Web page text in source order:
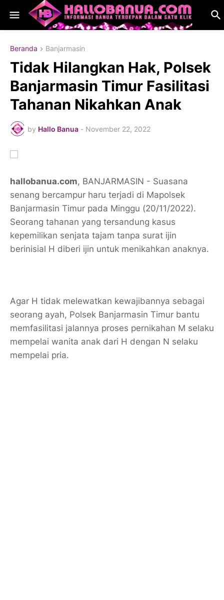
Beranda Banjarmasin
Tidak Hilangkan Hak, Polsek
Banjarmasin Timur Fasilitasi
Tahanan Nikahkan Anak
by Hallo Banua - November 22, 2022
hallobanua.com, BANJARMASIN - Suasana
senang bercampur haru terjadi di Mapolsek
Banjarmasin Timur pada Minggu (20/11/2022).
Seorang tahanan yang tersandung kasus
kepemilikan senjata tajam tanpa surat ijin
berinisial H diberi ijin untuk menikahkan anaknya.
Agar H tidak melewatkan kewajibannya sebagai
seorang ayah, Polsek Banjarmasin Timur bantu
memfasilitasi jalannya proses pernikahan M selaku
mempelai wanita anak dari H dengan N selaku
mempelai pria.